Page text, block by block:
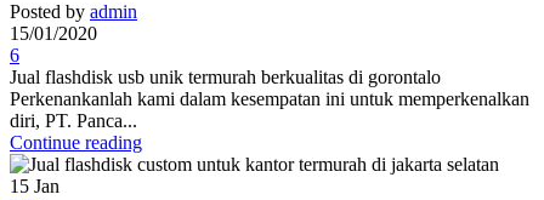
Posted by admin
15/01/2020
6
Jual flashdisk usb unik termurah berkualitas di gorontalo
Perkenankanlah kami dalam kesempatan ini untuk memperkenalkan
diri, PT. Panca...
Continue reading
15 Jan